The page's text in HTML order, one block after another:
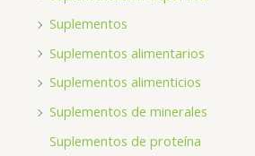
Suplementos
Suplementos alimentarios
Suplementos alimenticios
Suplementos de minerales
Suplementos de proteína